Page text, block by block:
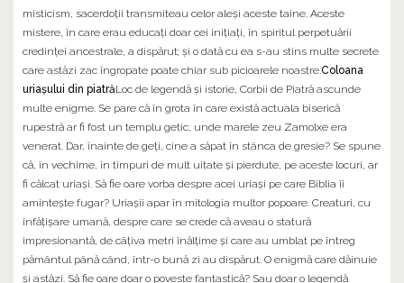
misticism, sacerdoții transmiteau celor aleși aceste taine. Aceste
mistere, în care erau educați doar cei inițiați, în spiritul perpetuării
credinței ancestrale, a dispărut; și o dată cu ea s-au stins multe secrete
care astăzi zac îngropate poate chiar sub picioarele noastre.Coloana
uriașului din piatrăLoc de legendă și istorie, Corbii de Piatră ascunde
multe enigme. Se pare că în grota în care există actuala biserică
rupestră ar fi fost un templu getic, unde marele zeu Zamolxe era
venerat. Dar, înainte de geți, cine a săpat în stânca de gresie? Se spune
că, în vechime, în timpuri de mult uitate și pierdute, pe aceste locuri, ar
fi călcat uriași. Să fie oare vorba despre acei uriași pe care Biblia îi
amintește fugar? Uriașii apar în mitologia multor popoare. Creaturi, cu
înfățișare umană, despre care se crede că aveau o statură
impresionantă, de câțiva metri înălțime și care au umblat pe întreg
pământul până când, într-o bună zi au dispărut. O enigmă care dăinuie
și astăzi. Să fie oare doar o poveste fantastică? Sau doar o legendă